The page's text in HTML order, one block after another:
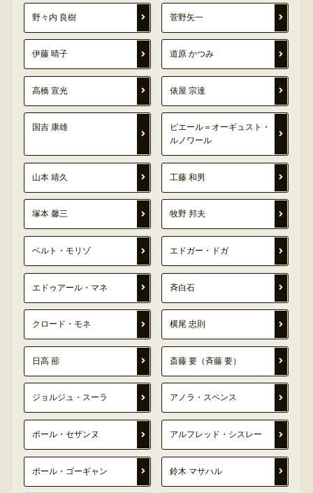
野々内 良樹 菅野矢一
伊藤 晴子 道原 かつみ
高橋 宣光 俵屋 宗達
国吉 康雄
ピエール＝オーギュスト・
ルノワール
山本 靖久 工藤 和男
塚本 馨三 牧野 邦夫
ベルト・モリゾ エドガー・ドガ
エドゥアール・マネ 斉白石
クロード・モネ 横尾 忠則
日高 蔀 斎藤 要（斉藤 要）
ジョルジュ・スーラ アノラ・スペンス
ポール・セザンヌ アルフレッド・シスレー
ポール・ゴーギャン 鈴木 マサハル